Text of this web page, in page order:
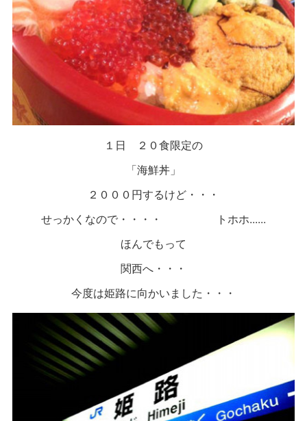
１日 ２０食限定の
「海鮮丼」
２０００円するけど・・・
せっかくなので・・・・ トホホ......
ほんでもって
関西へ・・・
今度は姫路に向かいました・・・